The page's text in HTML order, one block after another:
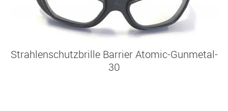
Strahlenschutzbrille Barrier Atomic-Gunmetal-
30